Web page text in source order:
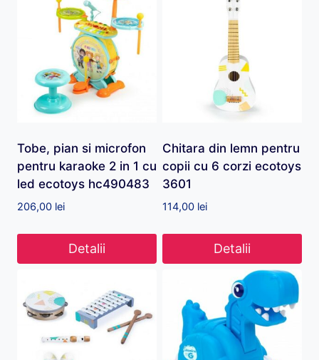
Tobe, pian si microfon
pentru karaoke 2 in 1 cu
led ecotoys hc490483
206,00 lei
Detalii
Chitara din lemn pentru
copii cu 6 corzi ecotoys
3601
114,00 lei
Detalii